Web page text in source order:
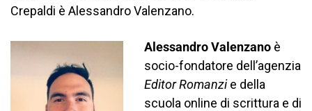
Crepaldi è Alessandro Valenzano.
Alessandro Valenzano è
socio-fondatore dell’agenzia
Editor Romanzie della
scuola online di scrittura e di